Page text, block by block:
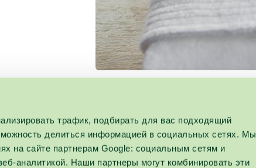
трафик, подбирать для вас подходящий
делиться информацией в социальных сетях. Мы
на сайте партнерам Google: социальным сетям и
аналитикой. Наши партнеры могут комбинировать эти